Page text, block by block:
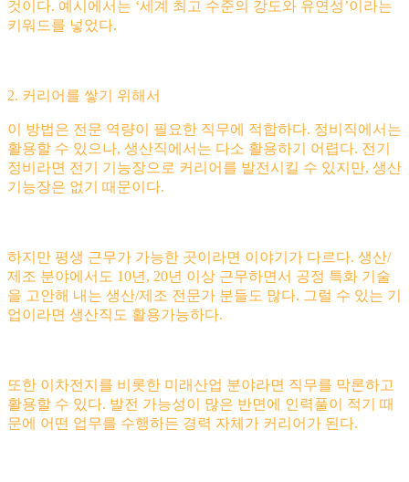
것이다. 예시에서는 ‘세계 최고 수준의 강도와 유연성’이라는
키워드를 넣었다.
2. 커리어를 쌓기 위해서
이 방법은 전문 역량이 필요한 직무에 적합하다. 정비직에서는
활용할 수 있으나, 생산직에서는 다소 활용하기 어렵다. 전기
정비라면 전기 기능장으로 커리어를 발전시킬 수 있지만, 생산
기능장은 없기 때문이다.
하지만 평생 근무가 가능한 곳이라면 이야기가 다르다. 생산/
제조 분야에서도 10년, 20년 이상 근무하면서 공정 특화 기술
을 고안해 내는 생산/제조 전문가 분들도 많다. 그럴 수 있는 기
업이라면 생산직도 활용가능하다.
또한 이차전지를 비롯한 미래산업 분야라면 직무를 막론하고
활용할 수 있다. 발전 가능성이 많은 반면에 인력풀이 적기 때
문에 어떤 업무를 수행하든 경력 자체가 커리어가 된다.